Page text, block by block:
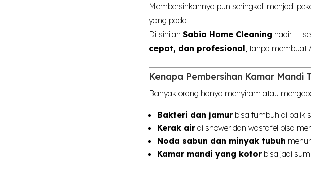
Membersihkannya pun seringkali menjadi
yang padat.
Di sinilah Sabia Home Cleaning hadir —
cepat, dan profesional , tanpa membuat
Kenapa Pembersihan Kamar Mandi
Banyak orang hanya menyiram atau
Bakteri dan jamur bisa tumbuh di balik
Kerak air di shower dan wastafel bisa
Noda sabun dan minyak tubuh
Kamar mandi yang kotor bisa jadi